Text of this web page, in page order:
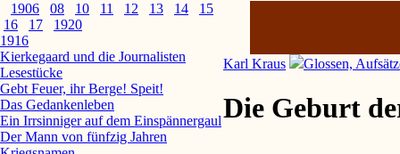
Karl Kraus Glossen,
Die Geburt
1906 08 10 11 12 13 14
15
16
17
1920
1916
Kierkegaard und die Journalisten
Lesestücke
Gebt Feuer, ihr Berge! Speit!
Das Gedankenleben
Ein Irrsinniger auf dem Einspännergaul
Der Mann von fünfzig Jahren